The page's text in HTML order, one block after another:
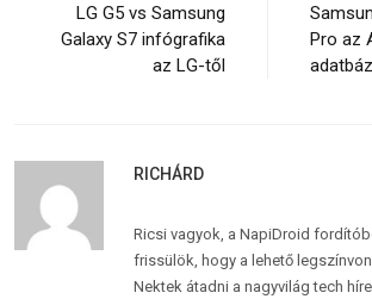
LG G5 vs Samsung
Galaxy S7 infógrafika
az LG-től
Pro az
RICHÁRD
Ricsi vagyok, a NapiDroid
frissülök, hogy a lehető
Nektek átadni a nagyvilág tech